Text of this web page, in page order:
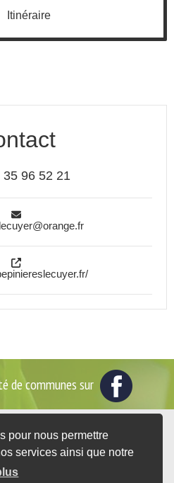
pour nous permettre
services ainsi que notre
Itinéraire
35 96 52 21
de communes sur
de Gaulle - BP35
95 07 25